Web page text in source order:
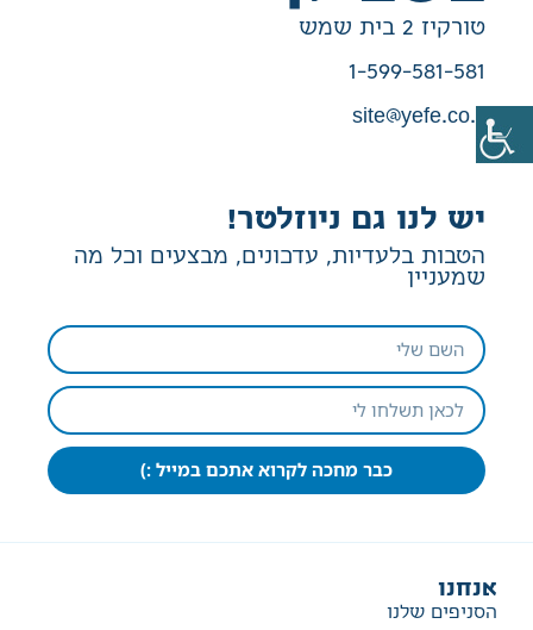
טורקיז 2 בית שמש
1-599-581-581
site@yefe.co.il
יש לנו גם ניוזלטר!
הטבות בלעדיות, עדכונים, מבצעים וכל מה
שמעניין
כבר מחכה לקרוא אתכם במייל :)
אנחנו
הסניפים שלנו